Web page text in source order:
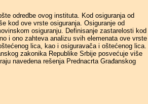
odredbe ovog instituta. Kod osiguranja od
kod ove vrste osiguranja. Osiguranje od
osiguranju. Definisanje zastarelosti kod
i ono zahteva analizu svih elemenata ove vrste
lica, kao i osiguravača i oštećenog lica.
zakonika Republike Srbije posvećuje više
navedena rešenja Prednacrta Građanskog